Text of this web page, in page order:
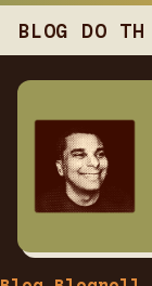
BLOG DO TH